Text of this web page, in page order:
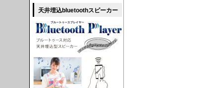
天井埋込bluetoothスピーカー